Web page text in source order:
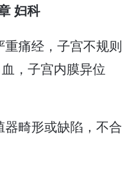
妇科
重痛经，子宫不规则
，子宫内膜异位
器畸形或缺陷，不合